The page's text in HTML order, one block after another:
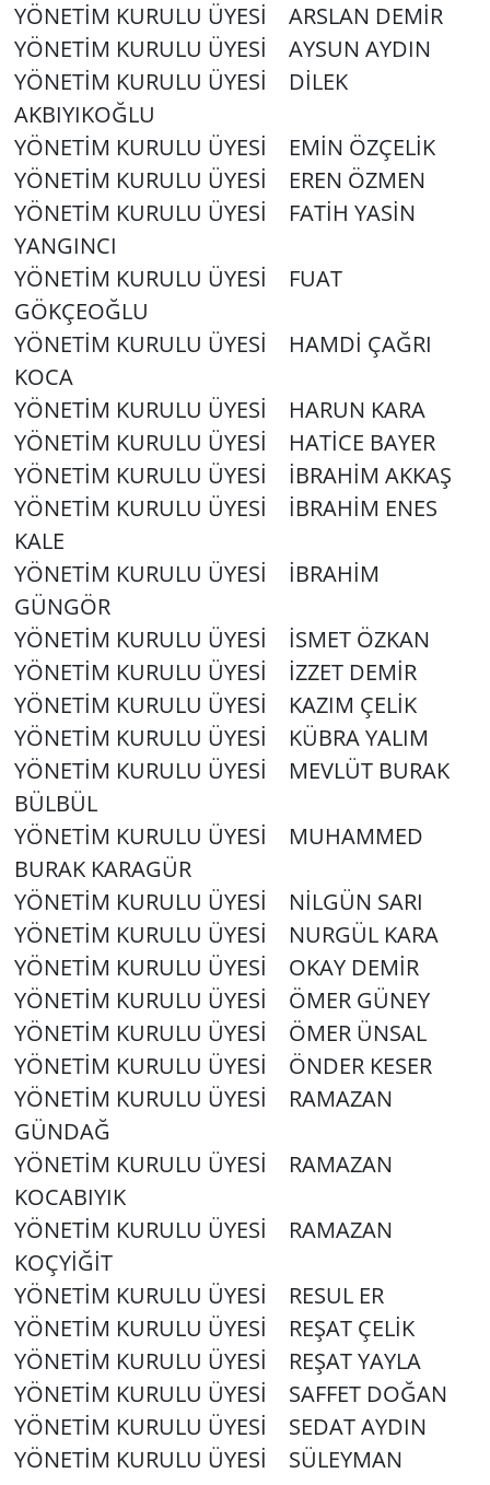
YÖNETİM KURULU ÜYESİ ARSLAN DEMİR
YÖNETİM KURULU ÜYESİ AYSUN AYDIN
YÖNETİM KURULU ÜYESİ DİLEK
AKBIYIKOĞLU
YÖNETİM KURULU ÜYESİ EMİN ÖZÇELİK
YÖNETİM KURULU ÜYESİ EREN ÖZMEN
YÖNETİM KURULU ÜYESİ FATİH YASİN
YANGINCI
YÖNETİM KURULU ÜYESİ FUAT
GÖKÇEOĞLU
YÖNETİM KURULU ÜYESİ HAMDİ ÇAĞRI
KOCA
YÖNETİM KURULU ÜYESİ HARUN KARA
YÖNETİM KURULU ÜYESİ HATİCE BAYER
YÖNETİM KURULU ÜYESİ İBRAHİM AKKAŞ
YÖNETİM KURULU ÜYESİ İBRAHİM ENES
KALE
YÖNETİM KURULU ÜYESİ İBRAHİM
GÜNGÖR
YÖNETİM KURULU ÜYESİ İSMET ÖZKAN
YÖNETİM KURULU ÜYESİ İZZET DEMİR
YÖNETİM KURULU ÜYESİ KAZIM ÇELİK
YÖNETİM KURULU ÜYESİ KÜBRA YALIM
YÖNETİM KURULU ÜYESİ MEVLÜT BURAK
BÜLBÜL
YÖNETİM KURULU ÜYESİ MUHAMMED
BURAK KARAGÜR
YÖNETİM KURULU ÜYESİ NİLGÜN SARI
YÖNETİM KURULU ÜYESİ NURGÜL KARA
YÖNETİM KURULU ÜYESİ OKAY DEMİR
YÖNETİM KURULU ÜYESİ ÖMER GÜNEY
YÖNETİM KURULU ÜYESİ ÖMER ÜNSAL
YÖNETİM KURULU ÜYESİ ÖNDER KESER
YÖNETİM KURULU ÜYESİ RAMAZAN
GÜNDAĞ
YÖNETİM KURULU ÜYESİ RAMAZAN
KOCABIYIK
YÖNETİM KURULU ÜYESİ RAMAZAN
KOÇYİĞİT
YÖNETİM KURULU ÜYESİ RESUL ER
YÖNETİM KURULU ÜYESİ REŞAT ÇELİK
YÖNETİM KURULU ÜYESİ REŞAT YAYLA
YÖNETİM KURULU ÜYESİ SAFFET DOĞAN
YÖNETİM KURULU ÜYESİ SEDAT AYDIN
YÖNETİM KURULU ÜYESİ SÜLEYMAN